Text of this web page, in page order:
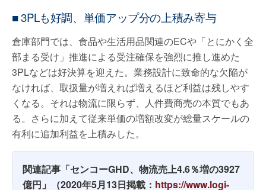
■ 3PLも好調、単価アップ分の上積み寄与
倉庫部門では、食品や生活用品関連のECや「とにかく全
部まる受け」推進による受注確保を強烈に推し進めた
3PLなどは好決算を迎えた。業務設計に致命的な欠陥が
なければ、取扱量が増えれば増えるほど利益は残しやす
くなる。それは物流に限らず、人件費商売の本質でもあ
る。さらに加えて従来単価の増額改変が総量スケールの
有利に追加利益を上積みした。
関連記事「センコーGHD、物流売上4.6％増の3927
億円」（2020年5月13日掲載： https://www.logi-